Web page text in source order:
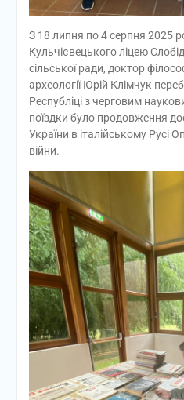
З 18 липня по 4 серпня 2025
Кульчієвецького ліцею
сільської ради, доктор
археології Юрій Клімчук
Республіці з черговим
поїздки було продовження
України в італійському Русі
війни.